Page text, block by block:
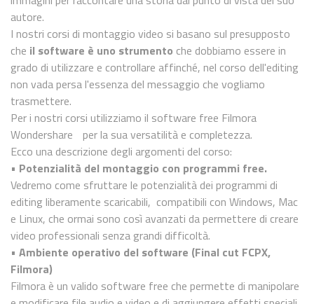
autore.
I nostri corsi di montaggio video si basano sul presupposto
che il software è uno strumento che dobbiamo essere in
grado di utilizzare e controllare affinché, nel corso dell'editing
non vada persa l'essenza del messaggio che vogliamo
trasmettere.
Per i nostri corsi utilizziamo il software free Filmora
Wondershare per la sua versatilità e completezza.
Ecco una descrizione degli argomenti del corso:
• Potenzialità del montaggio con programmi free.
Vedremo come sfruttare le potenzialità dei programmi di
editing liberamente scaricabili, compatibili con Windows, Mac
e Linux, che ormai sono così avanzati da permettere di creare
video professionali senza grandi difficoltà.
• Ambiente operativo del software (Final cut FCPX,
Filmora)
Filmora è un valido software free che permette di manipolare